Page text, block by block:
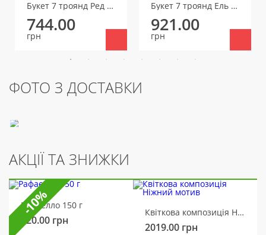
Букет 7 троянд Ред Ігл
744.00
грн
Букет 7 троянд Ель Торо
921.00
грн
ФОТО З ДОСТАВКИ
АКЦІЇ ТА ЗНИЖКИ
Рафаелло 150 г
320.00 грн
Квіткова композиція Ніжний мотив
2019.00 грн
-10%